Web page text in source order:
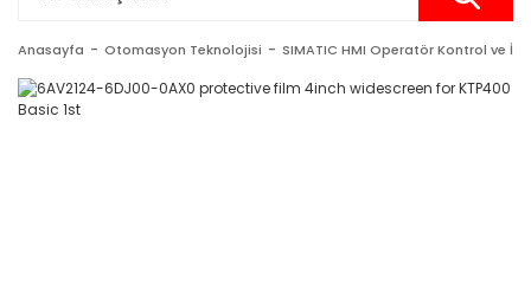
Anasayfa Otomasyon Teknolojisi SIMATIC HMI Operatör Kontrol ve